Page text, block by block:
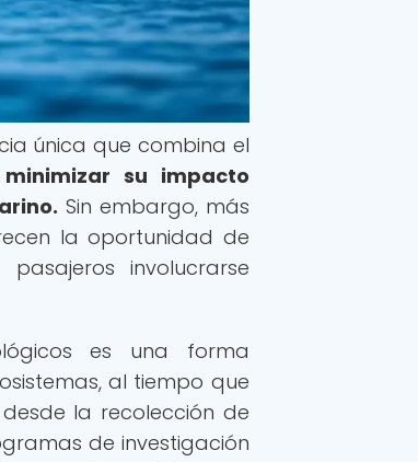
única que combina el
su impacto
Sin embargo, más
la oportunidad de
involucrarse
es una forma
al tiempo que
la recolección de
de investigación